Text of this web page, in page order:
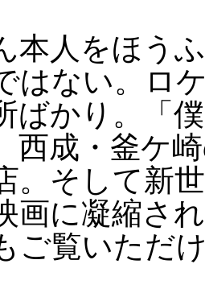
本人をほう
はない。ロ
ばかり。「
西成・釜ケ
。そして新
画に凝縮さ
ご覧いただ